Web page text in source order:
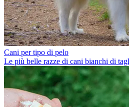
Cani per tipo di pelo
Le più belle razze di cani bianchi di